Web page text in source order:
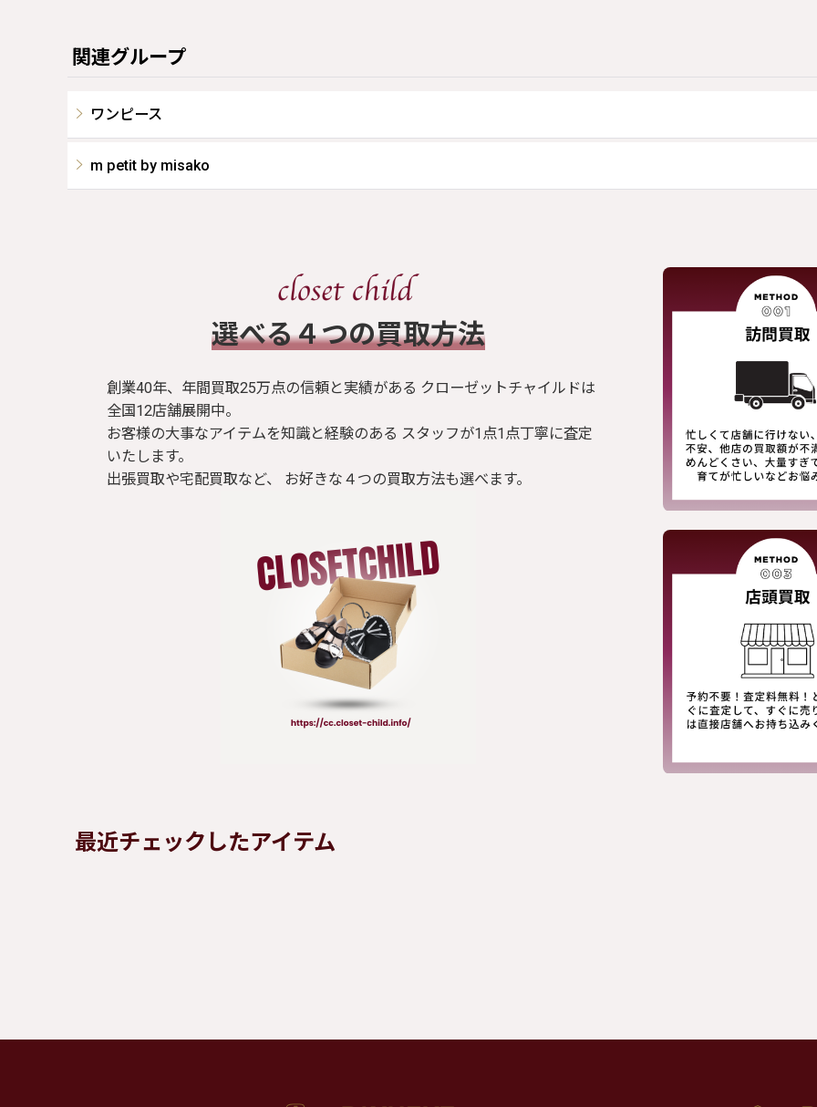
関連グループ
ワンピース
m petit by misako
​選べる４つの買取方法
創業40年、年間買取25万点の信頼と実績がある クローゼットチャイルドは
全国12店舗展開中。
お客様の大事なアイテムを知識と経験のある スタッフが1点1点丁寧に査定
いたします。
出張買取や宅配買取など、 お好きな４つの買取方法も選べます。
最近チェックしたアイテム